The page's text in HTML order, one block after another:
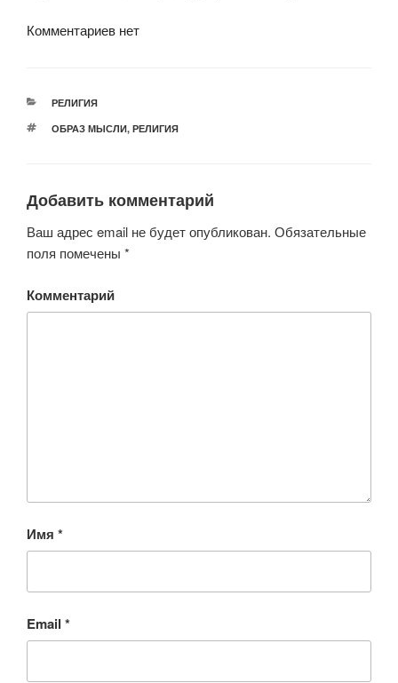
Комментариев нет
РУБРИКИ
РЕЛИГИЯ
МЕТКИ
ОБРАЗ МЫСЛИ, РЕЛИГИЯ
Добавить комментарий
Ваш адрес email не будет опубликован. Обязательные
поля помечены *
Комментарий
Имя *
Email *